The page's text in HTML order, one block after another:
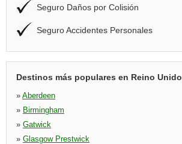
Seguro Daños por Colisión
Seguro Accidentes Personales
Destinos más populares en Reino Unido
» Aberdeen
» Birmingham
» Gatwick
» Glasgow Prestwick